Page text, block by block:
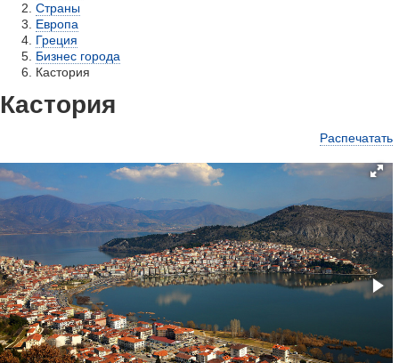
Страны
Европа
Греция
Бизнес города
Кастория
Кастория
Распечатать